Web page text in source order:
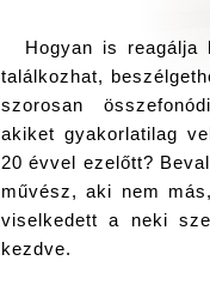
Hogyan is reagálja
találkozhat,
szorosan
akiket gyakorlatilag
20 évvel ezelőtt?
művész, aki nem
viselkedett a neki
kezdve.